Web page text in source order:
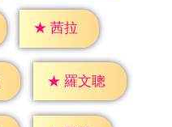
★ 茜拉
★ 羅文聰